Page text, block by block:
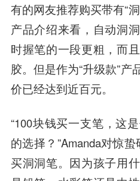
有的网友推荐购买带有“
产品介绍来看，自动洞
时握笔的一段更粗，而
胶。但是作为“升级款”
价已经达到近百元。
“100块钱买一支笔，这
的选择？”Amanda对惊蛰
买洞洞笔。因为孩子用